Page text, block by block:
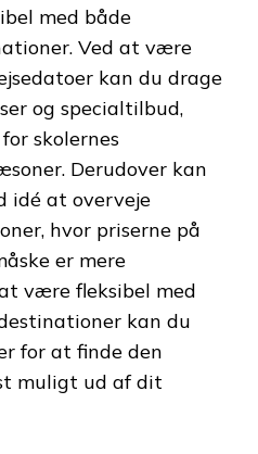
med både
Ved at være
kan du drage
og specialtilbud,
skolernes
Derudover kan
idé at overveje
hvor priserne på
er mere
være fleksibel med
kan du
for at finde den
muligt ud af dit